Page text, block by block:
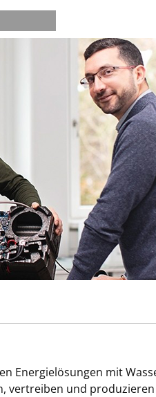
Energielösungen mit
vertreiben und